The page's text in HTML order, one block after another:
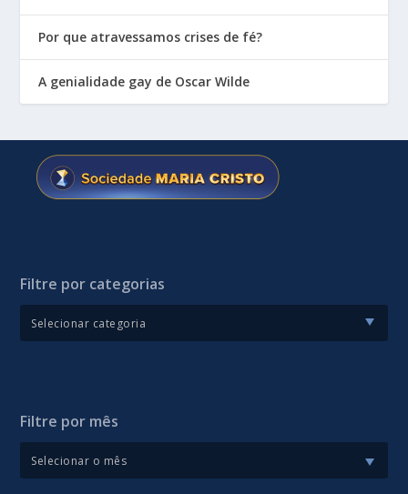
Por que atravessamos crises de fé?
A genialidade gay de Oscar Wilde
Filtre por categorias
Filtre por mês